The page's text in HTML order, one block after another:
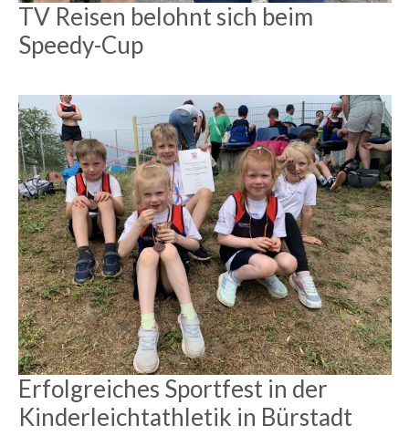
TV Reisen belohnt sich beim
Speedy-Cup
Erfolgreiches Sportfest in der
Kinderleichtathletik in Bürstadt